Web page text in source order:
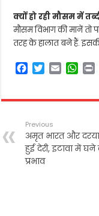
क्यों हो रही मौसम में
मौसम विभाग की मानें तो
तरह के हालात बने हैं.
F
e
o
o
k
T
t
e
r
E
i
W
t
p
p
Previous
अमृत भारत और
हुई देरी, इटावा में
प्रभाव